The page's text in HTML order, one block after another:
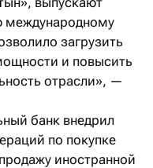
международному
загрузить
и повысить
отрасли», —
банк внедрил
по покупке
иностранной